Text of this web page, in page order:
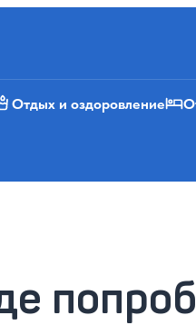
Отдых и оздоровление